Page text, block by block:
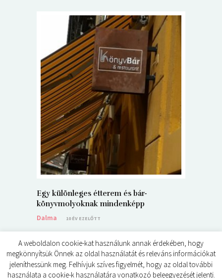
Egy különleges étterem és bár-
könyvmolyoknak mindenképp
Dalma
10 ÉV EZELŐTT
A weboldalon cookie-kat használunk annak érdekében, hogy
megkönnyítsük Önnek az oldal használatát és releváns információkat
jeleníthessünk meg. Felhívjuk szíves figyelmét, hogy az oldal további
használata a cookie-k használatára vonatkozó beleegyezését jelenti.